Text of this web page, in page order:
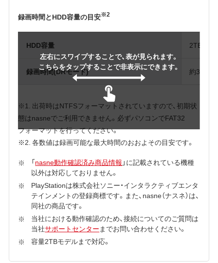
録画時間とHDD容量の目安※2
左右にスワイプすることで、表が見られます。
こちらをタップすることで非表示にできます。
HDD容量 2TB
録画時間(DRモード) 約300時
※1. 出荷時はNTFSフォーマットされていますので、初期状
態はnasneでご利用できません。必ずパソコンでFAT32
フォーマットを行ってください。
※2. 各数値は録画可能な最大時間のおおよその目安です。
「nasne動作確認済み商品情報 」に記載されている機種
以外は対応しておりません。
PlayStationは株式会社ソニー・インタラクティブエンタ
テインメントの登録商標です。また、nasne（ナスネ）は、
同社の商品です。
当社における動作確認のため、接続についてのご質問は
当社サポートセンター までお問い合わせください。
容量2TBモデルまで対応。